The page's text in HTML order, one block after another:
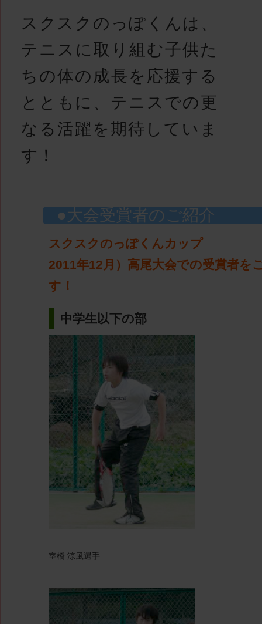
スクスクのっぽくんは、
テニスに取り組む子供た
ちの体の成長を応援する
とともに、テニスでの更
なる活躍を期待していま
す！
大会受賞者のご紹介
スクスクのっぽくんカップ
2011年12月）高尾大会での受賞者を
す！
中学生以下の部
室橋 涼風選手